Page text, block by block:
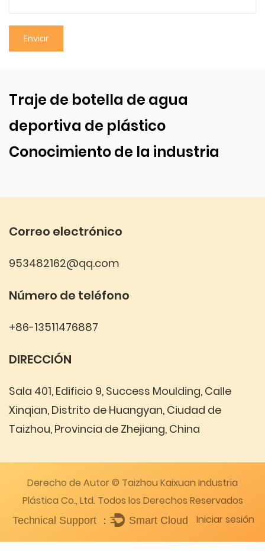
Traje de botella de agua
deportiva de plástico
Conocimiento de la industria
Correo electrónico
953482162@qq.com
Número de teléfono
+86-13511476887
DIRECCIÓN
Sala 401, Edificio 9, Success Moulding, Calle
Xinqian, Distrito de Huangyan, Ciudad de
Taizhou, Provincia de Zhejiang, China
Derecho de Autor © Taizhou Kaixuan Industria
Plástica Co., Ltd. Todos los Derechos Reservados
Iniciar sesión